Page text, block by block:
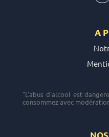
A
"L'abus d'alcool est
consommez avec